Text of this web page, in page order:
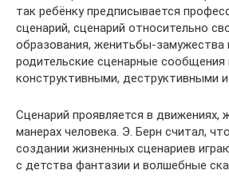
так ребёнку предписывается
сценарий, сценарий относительно
образования, женитьбы-замужества
родительские сценарные
конструктивными, деструктивными
Сценарий проявляется в движениях,
манерах человека. Э. Берн считал,
создании жизненных сценариев
с детства фантазии и волшебные